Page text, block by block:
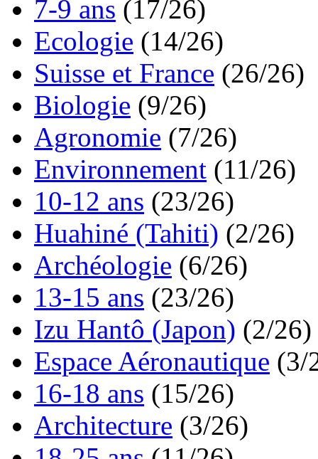
7-9 ans (17/26)
Ecologie (14/26)
Suisse et France (26/26)
Biologie (9/26)
Agronomie (7/26)
Environnement (11/26)
10-12 ans (23/26)
Huahiné (Tahiti) (2/26)
Archéologie (6/26)
13-15 ans (23/26)
Izu Hantô (Japon) (2/26)
Espace Aéronautique (3/
16-18 ans (15/26)
Architecture (3/26)